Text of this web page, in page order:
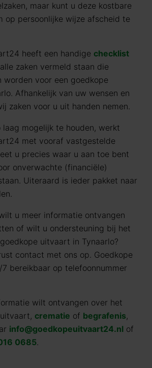
maar kunt u deze kostbare
op persoonlijke wijze afscheid te
heeft een handige checklist
zaken vermeld staan die
worden voor een goedkope
Afhankelijk van uw wensen en
zaken voor u uit handen nemen.
laag mogelijk te houden, werkt
met vooraf vastgestelde
u precies waar u aan toe bent
onverwachte (financiële)
Uiteraard is ieder pakket naar
u meer informatie ontvangen
of wilt u ondersteuning bij het
uitvaart in Tynaarlo?
contact met ons op. Goedkope
bereikbaar op telefoonnummer
wilt ontvangen over het
crematie of begrafenis,
info@goedkopeuitvaart24.nl of
0685.